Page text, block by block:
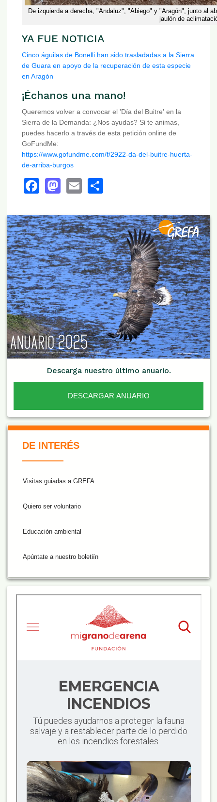
De izquierda a derecha, "Andaluz", "Abiego" y "Aragón", junto al
jaulón de
YA FUE NOTICIA
Cinco águilas de Bonelli han sido trasladadas a la Sierra
de Guara en apoyo de la recuperación de esta especie
en Aragón
¡Échanos una mano!
Queremos volver a convocar el 'Día del Buitre' en la
Sierra de la Demanda: ¿Nos ayudas? Si te animas,
puedes hacerlo a través de esta petición online de
GoFundMe:
https://www.gofundme.com/f/2922-da-del-buitre-huerta-
de-arriba-burgos
Facebook
Mastodon
Email
Descarga nuestro último anuario.
DESCARGAR ANUARIO
De Interés NARANJA
DE INTERÉS
Visitas guiadas a GREFA
Quiero ser voluntario
Educación ambiental
Apúntate a nuestro boletiín